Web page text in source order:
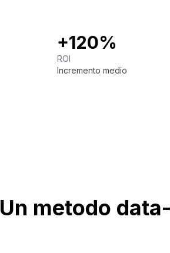
+120%
ROI
Incremento medio
Un metodo